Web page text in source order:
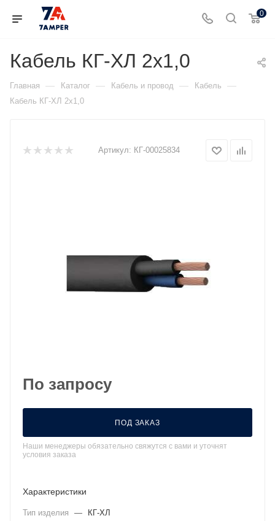
0
Кабель КГ-ХЛ 2х1,0
Главная — Каталог — Кабель и провод — Кабель —
Кабель КГ-ХЛ 2х1,0
Артикул: КГ-00025834
По запросу
ПОД ЗАКАЗ
Наши менеджеры обязательно свяжутся с вами и уточнят
условия заказа
Характеристики
Тип изделия —
КГ-ХЛ